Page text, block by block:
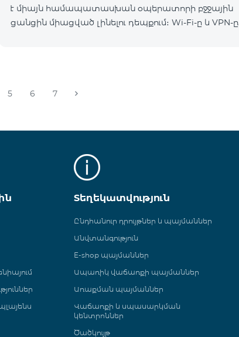
է միայն համապատասխան օպերատորի բջջային
ցանցին միացված լինելու դեպքում։ Wi-Fi-ը և VPN-ը
5 6 7
Տեղեկատվություն
Ընդհանուր դրույթներ և պայմաններ
Անվտանգություն
E-shop պայմաններ
Ապառիկ վաճառքի պայմաններ
Առաքման պայմաններ
Վաճառքի և սպասարկման
կենտրոններ
Ծածկույթ